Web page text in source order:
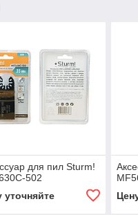
для пил Sturm!
502
уточняйте